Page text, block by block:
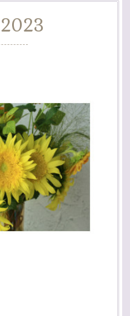
2023